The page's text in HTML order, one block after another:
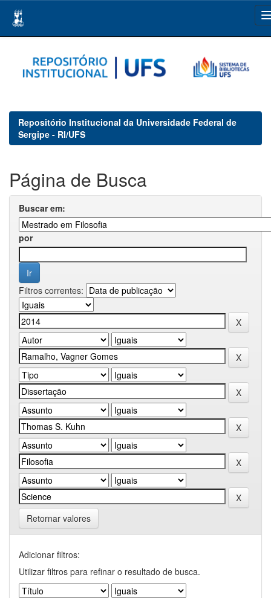
navigation
Repositório Institucional da Universidade Federal de
Sergipe - RI/UFS
Página de Busca
Buscar em:
por
Filtros correntes:
Retornar valores
Adicionar filtros:
Utilizar filtros para refinar o resultado de busca.